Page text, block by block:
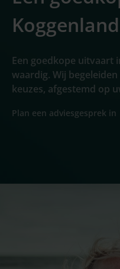
Koggenland
Een goedkope uitvaart
waardig. Wij
keuzes, afgestemd op
Plan een adviesgesprek in